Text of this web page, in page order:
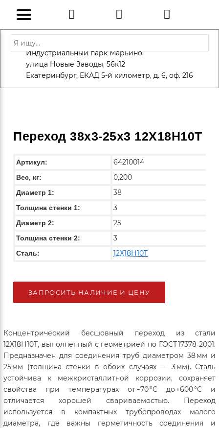
+7 (812) 600-10-15
info@eversteel.ru
Адрес: Санкт-Петербург, Петергоф,
Индустриальный парк Марьино,
улица Новые Заводы, 56к12
Екатеринбург, ЕКАД 5-й километр, д. 6, оф. 216
ЗАКАЗАТЬ ЗВОНОК
Переход 38х3-25х3 12Х18Н10Т
Артикул: 64210014
Вес, кг: 0,200
Диаметр 1: 38
Толщина стенки 1: 3
Диаметр 2: 25
Толщина стенки 2: 3
Сталь: 12Х18Н10Т
ЗАПРОСИТЬ НАЛИЧИЕ И ЦЕНУ
Концентрический бесшовный переход из стали
12Х18Н10Т, выполненный с геометрией по ГОСТ 17378‑2001.
Предназначен для соединения труб диаметром 38 мм и
25 мм (толщина стенки в обоих случаях — 3 мм). Сталь
устойчива к межкристаллитной коррозии, сохраняет
свойства при температурах от −70 °C до +600 °C и
отличается хорошей свариваемостью. Переход
используется в компактных трубопроводах малого
диаметра, где важны герметичность соединения и